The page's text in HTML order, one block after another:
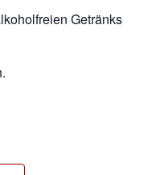
Getränks